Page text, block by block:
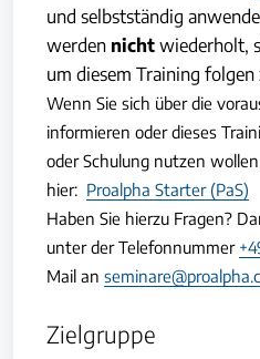
und selbstständig
werden nichtwiederholt,
um diesem Training folgen
Wenn Sie sich über die
informieren oder dieses
oder Schulung nutzen
hier: Proalpha Starter (PaS)
Haben Sie hierzu Fragen?
unter der Telefonnummer
Mail an
Zielgruppe